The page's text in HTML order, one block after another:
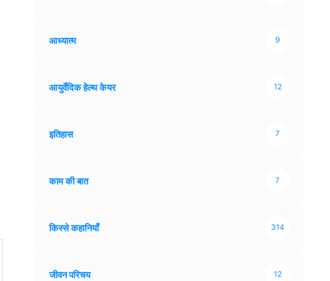
आध्यात्म 9
आयुर्वेदिक हेल्थ केयर 12
इतिहास 7
काम की बात 7
किस्से कहानियाँ 314
जीवन परिचय 12